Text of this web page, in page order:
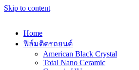
Skip to content
Home
ฟิล์มติดรถยนต์
American Black Crystal
Total Nano Ceramic